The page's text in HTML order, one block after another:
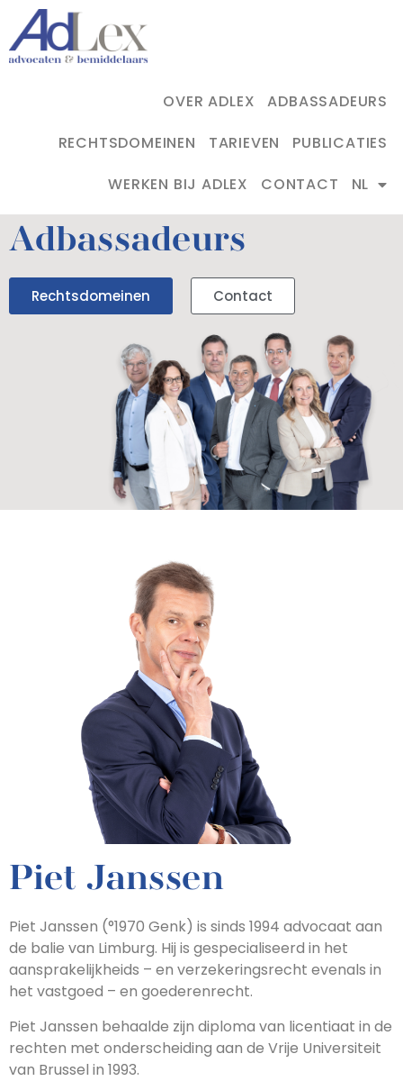
OVER ADLEX
ADBASSADEURS
RECHTSDOMEINEN
TARIEVEN
PUBLICATIES
WERKEN BIJ ADLEX
CONTACT NL
Adbassadeurs
Rechtsdomeinen Contact
Piet Janssen
Piet Janssen (°1970 Genk) is sinds 1994 advocaat aan
de balie van Limburg. Hij is gespecialiseerd in het
aansprakelijkheids – en verzekeringsrecht evenals in
het vastgoed – en goederenrecht.
Piet Janssen behaalde zijn diploma van licentiaat in de
rechten met onderscheiding aan de Vrije Universiteit
van Brussel in 1993.